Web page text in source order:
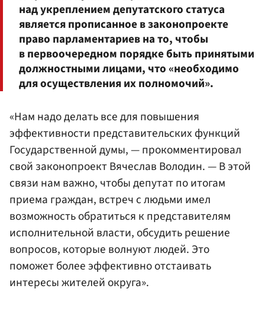
над укреплением депутатского статуса
является прописанное в законопроекте
право парламентариев на то, чтобы
в первоочередном порядке быть принятыми
должностными лицами, что «необходимо
для осуществления их полномочий».
«Нам надо делать все для повышения
эффективности представительских функций
Государственной думы, — прокомментировал
свой законопроект Вячеслав Володин. — В этой
связи нам важно, чтобы депутат по итогам
приема граждан, встреч с людьми имел
возможность обратиться к представителям
исполнительной власти, обсудить решение
вопросов, которые волнуют людей. Это
поможет более эффективно отстаивать
интересы жителей округа».